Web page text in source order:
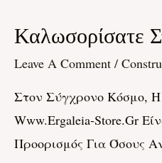
Καλωσορίσατε
Leave A Comment /
Στον Σύγχρονο Κόσμο, Η
Www.ergaleia-Store.gr
Προορισμός Για Όσους
Καλωσορίσατε
Στο
Store.gr:
Το
Online